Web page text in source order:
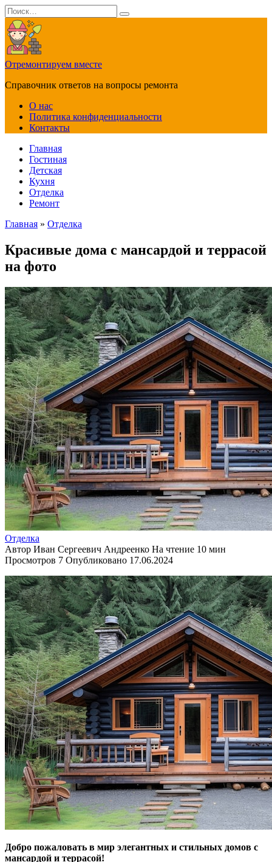
Перейти
к
содержанию
Search
for:
Отремонтируем вместе
Справочник ответов на вопросы ремонта
О нас
Политика конфиденциальности
Контакты
Главная
Гостиная
Детская
Кухня
Отделка
Ремонт
Главная » Отделка
Красивые дома с мансардой и террасой
на фото
Отделка
Автор Иван Сергеевич Андреенко На чтение 10 мин
Просмотров 7 Опубликовано 17.06.2024
Добро пожаловать в мир элегантных и стильных домов с
мансардой и террасой!